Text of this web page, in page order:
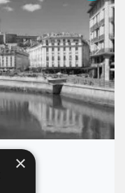
Suivant
×